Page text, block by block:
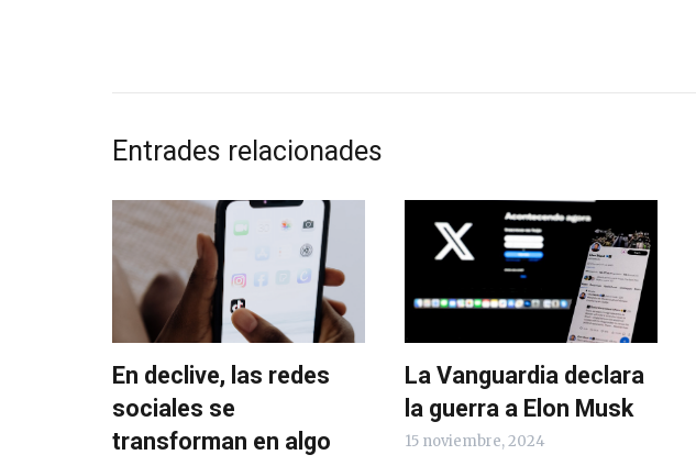
Entrades relacionades
En declive, las redes
sociales se
transforman en algo
La Vanguardia declara
la guerra a Elon Musk
15 noviembre, 2024